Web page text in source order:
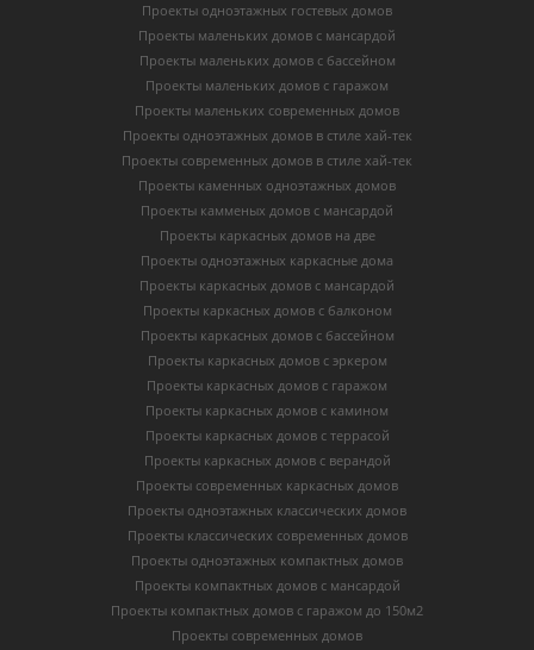
Проекты одноэтажных гостевых домов
Проекты маленьких домов с мансардой
Проекты маленьких домов с бассейном
Проекты маленьких домов с гаражом
Проекты маленьких современных домов
Проекты одноэтажных домов в стиле хай-тек
Проекты современных домов в стиле хай-тек
Проекты каменных одноэтажных домов
Проекты камменых домов с мансардой
Проекты каркасных домов на две
Проекты одноэтажных каркасные дома
Проекты каркасных домов с мансардой
Проекты каркасных домов с балконом
Проекты каркасных домов с бассейном
Проекты каркасных домов с эркером
Проекты каркасных домов с гаражом
Проекты каркасных домов с камином
Проекты каркасных домов с террасой
Проекты каркасных домов с верандой
Проекты современных каркасных домов
Проекты одноэтажных классических домов
Проекты классических современных домов
Проекты одноэтажных компактных домов
Проекты компактных домов с мансардой
Проекты компактных домов с гаражом до 150м2
Проекты современных домов